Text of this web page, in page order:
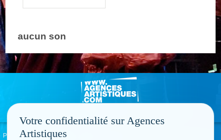
aucun son
Politique de confidentialité
Votre confidentialité sur Agences
Artistiques